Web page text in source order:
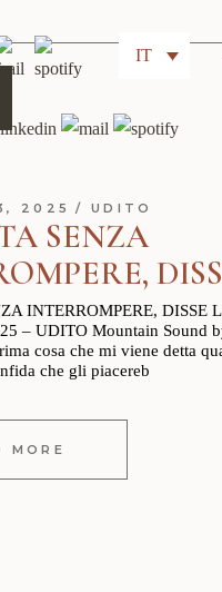
IT
2025 UDITO
SENZA
INTERROMPERE, DISSE
– UDITO Mountain Sound
cosa che mi viene detta
che gli piacereb
MORE